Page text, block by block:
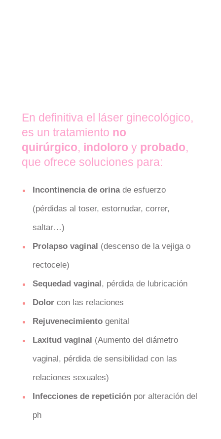
En definitiva el láser ginecológico,
es un tratamiento no
quirúrgico, indoloroy probado,
que ofrece soluciones para:
Incontinencia de orinade esfuerzo
(pérdidas al toser, estornudar, correr,
saltar…)
Prolapso vaginal (descenso de la vejiga o
rectocele)
Sequedad vaginal, pérdida de lubricación
Dolorcon las relaciones
Rejuvenecimiento genital
Laxitud vaginal (Aumento del diámetro
vaginal, pérdida de sensibilidad con las
relaciones sexuales)
Infecciones de repetición por alteración del
ph